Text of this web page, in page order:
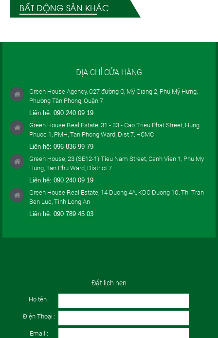
BẤT ĐỘNG SẢN KHÁC
ĐỊA CHỈ CỬA HÀNG
Green House Agency, 027 đường O, Mỹ Giang 2, Phú Mỹ Hưng,
Phường Tân Phong, Quận 7
Liên hệ: 090 240 09 19
Green House Real Estate, 31 - 33 - Cao Trieu Phat Street, Hung
Phuoc 1, PMH, Tan Phong Ward, Dist 7, HCMC
Liên hệ: 096 836 99 79
Green House, 23 (SE12-1) Tieu Nam Street, Canh Vien 1, Phu My
Hung, Tan Phu Ward, District 7.
Liên hệ: 090 240 09 19
Green House Real Estate, 14 Duong 4A, KDC Duong 10, Thi Tran
Ben Luc, Tinh Long An
Liên hệ: 090 789 45 03
Đặt lịch hẹn
Họ tên :
Điện Thoại :
Email :